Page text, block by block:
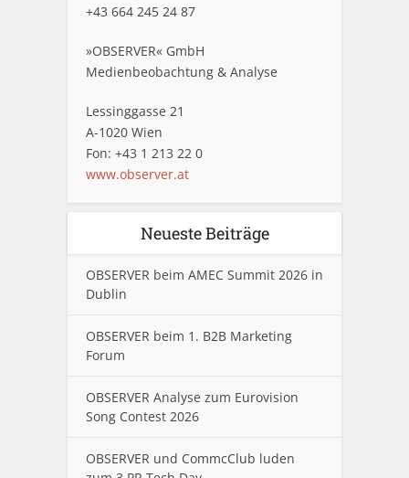
+43 664 245 24 87
»OBSERVER« GmbH
Medienbeobachtung & Analyse
Lessinggasse 21
A-1020 Wien
Fon: +43 1 213 22 0
www.observer.at
Neueste Beiträge
OBSERVER beim AMEC Summit 2026 in
Dublin
OBSERVER beim 1. B2B Marketing
Forum
OBSERVER Analyse zum Eurovision
Song Contest 2026
OBSERVER und CommcClub luden